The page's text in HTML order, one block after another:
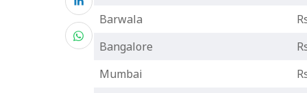
Barwala
Bangalore
Mumbai